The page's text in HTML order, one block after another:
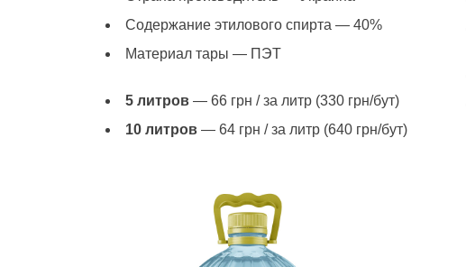
Содержание этилового спирта — 40%
Материал тары — ПЭТ
5 литров — 66 грн / за литр (330 грн/бут)
10 литров — 64 грн / за литр (640 грн/бут)